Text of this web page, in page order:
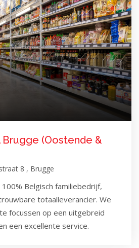
Brugge (Oostende &
8 , Brugge
Belgisch familiebedrijf,
totaalleverancier. We
focussen op een uitgebreid
een excellente service.